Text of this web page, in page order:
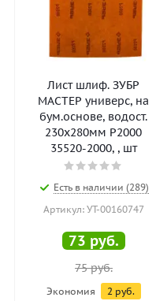
Лист шлиф. ЗУБР
МАСТЕР универс, на
бум.основе, водост.
230х280мм Р2000
35520-2000, , шт
Есть в наличии (289)
Артикул: УТ-00160747
73 руб.
75руб.
Экономия 2 руб.